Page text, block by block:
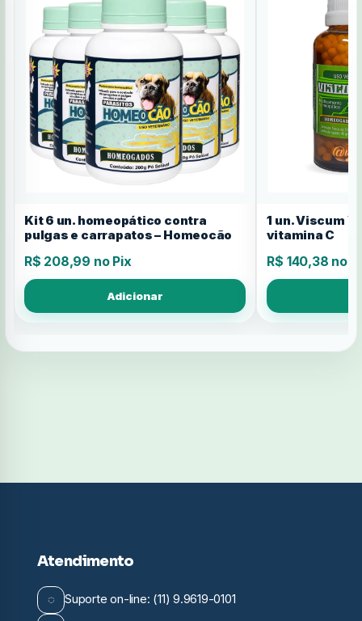
Kit 6 un. homeopático contra
pulgas e carrapatos – Homeocão
R$ 208,99 no Pix
Adicionar
1 un. Viscum
vitamina C
R$ 140,38 no
Atendimento
◌ Suporte on-line: (11) 9.9619-0101